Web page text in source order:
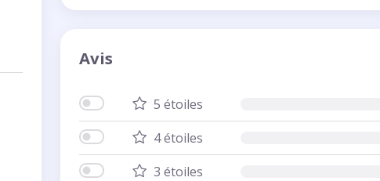
Avis
5 étoiles
4 étoiles
3 étoiles